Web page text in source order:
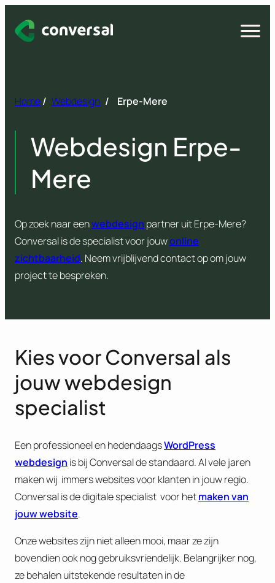
naar
Open
Home/ Webdesign / Erpe-Mere
Webdesign Erpe-
Mere
Op zoek naar eenwebdesign partner uit Erpe-Mere?
Conversal is de specialist voor jouwonline
zichtbaarheid. Neem vrijblijvend contact op om jouw
project te bespreken.
Kies voor Conversal als
jouw webdesign
specialist
Een professioneel en hedendaagsWordPress
webdesign is bij Conversal de standaard. Al vele jaren
maken wij immers websites voor klanten in jouw regio.
Conversal is de digitale specialist voor hetmaken van
jouw website.
Onze websites zijn niet alleen mooi, maar ze zijn
bovendien ook nog gebruiksvriendelijk. Belangrijker nog,
ze behalen uitstekende resultaten in de